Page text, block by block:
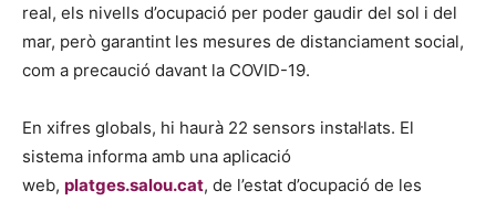
real, els nivells d’ocupació per poder gaudir del sol i del
mar, però garantint les mesures de distanciament social,
com a precaució davant la COVID-19.
En xifres globals, hi haurà 22 sensors instal·lats. El
sistema informa amb una aplicació
web, platges.salou.cat, de l’estat d’ocupació de les